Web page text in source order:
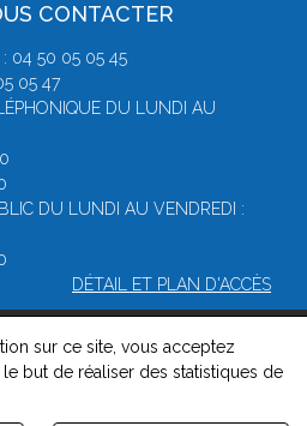
CONTACTER
: 04 50 05 05 45
05 47
DU LUNDI AU
DU LUNDI AU VENDREDI :
DÉTAIL ET PLAN D'ACCÈS
Commerce d' Annecy -Mentions
des cookies -Politique de
et de cookies
sur ce site, vous acceptez
le but de réaliser des statistiques de